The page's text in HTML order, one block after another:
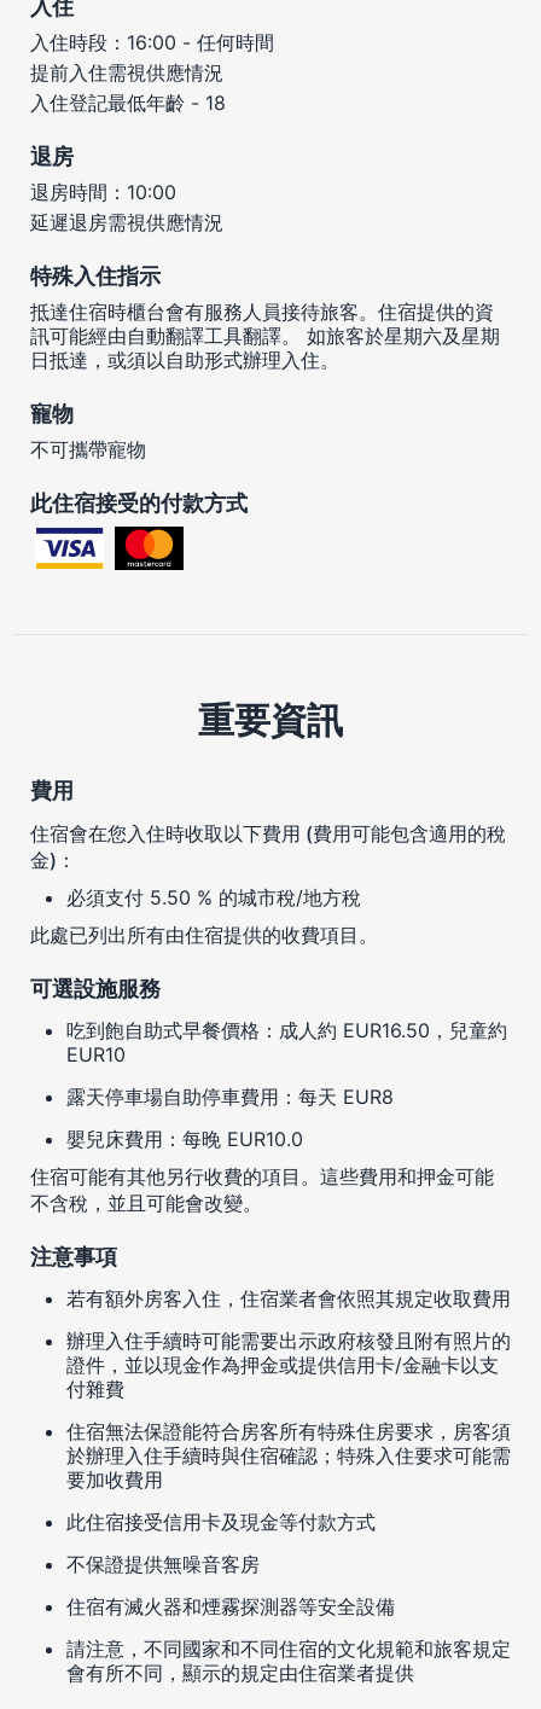
入住
入住時段：16:00 - 任何時間
提前入住需視供應情況
入住登記最低年齡 - 18
退房
退房時間：10:00
延遲退房需視供應情況
特殊入住指示
抵達住宿時櫃台會有服務人員接待旅客。住宿提供的資
訊可能經由自動翻譯工具翻譯。 如旅客於星期六及星期
日抵達，或須以自助形式辦理入住。
寵物
不可攜帶寵物
此住宿接受的付款方式
重要資訊
費用
住宿會在您入住時收取以下費用 (費用可能包含適用的稅
金)：
必須支付 5.50 % 的城市稅/地方稅
此處已列出所有由住宿提供的收費項目。
可選設施服務
吃到飽自助式早餐價格：成人約 EUR16.50，兒童約
EUR10
露天停車場自助停車費用：每天 EUR8
嬰兒床費用：每晚 EUR10.0
住宿可能有其他另行收費的項目。這些費用和押金可能
不含稅，並且可能會改變。
注意事項
若有額外房客入住，住宿業者會依照其規定收取費用
辦理入住手續時可能需要出示政府核發且附有照片的
證件，並以現金作為押金或提供信用卡/金融卡以支
付雜費
住宿無法保證能符合房客所有特殊住房要求，房客須
於辦理入住手續時與住宿確認；特殊入住要求可能需
要加收費用
此住宿接受信用卡及現金等付款方式
不保證提供無噪音客房
住宿有滅火器和煙霧探測器等安全設備
請注意，不同國家和不同住宿的文化規範和旅客規定
會有所不同，顯示的規定由住宿業者提供